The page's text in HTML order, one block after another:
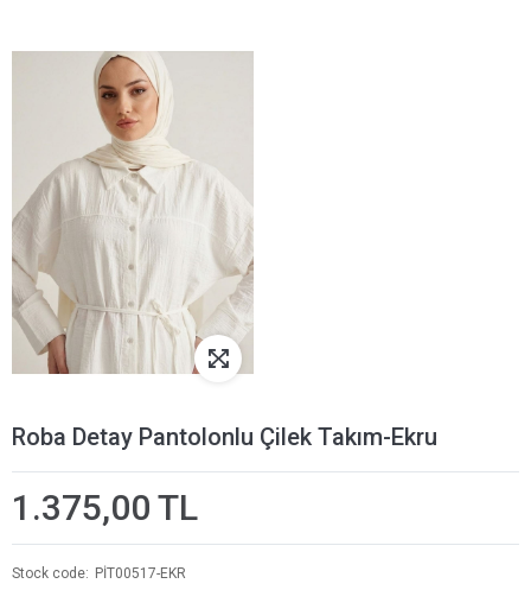
Roba Detay Pantolonlu Çilek Takım-Ekru
1.375,00 TL
Stock code PİT00517-EKR